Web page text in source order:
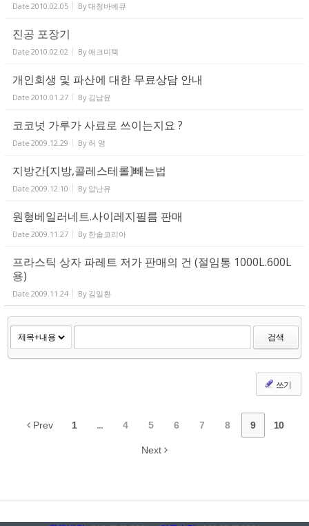
Date 2010.02.05 By대청바베큐
진공 포장기
Date 2010.02.02 By애크미텍
개인회생 및 파산에 대한 무료상담 안내
Date 2010.01.27 By 김남윤
코코넛 가루가 사료로 쓰이는지요 ?
Date 2009.12.29 By허 영
지방간[지방,콜레스테롤]빼는법
Date 2009.12.10 By 압난유
원형베일러네트.사이레지필름 판매
Date 2009.11.27 By 한솔코리아
프라스틱 상자 파레트 저가 판매의 건 (절임통 1000L.600L
용)
Date 2009.11.24 By 김일환
검색
쓰기
Prev 1 ... 4 5 6 7 8 9 10
Next